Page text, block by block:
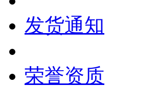
发货通知
荣誉资质